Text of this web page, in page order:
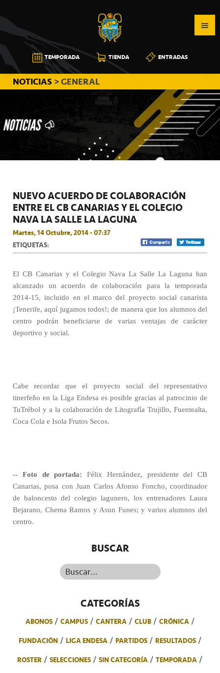
a
la
navegación
principal
al
contenido
principal
a
la
barra
lateral
principal
CB
CANARIAS
TEMPORADA TIENDA ENTRADAS
NOTICIAS > GENERAL
NUEVO ACUERDO DE COLABORACIÓN
ENTRE EL CB CANARIAS Y EL COLEGIO
NAVA LA SALLE LA LAGUNA
Martes, 14 Octubre, 2014 - 07:37
ETIQUETAS:
El CB Canarias y el Colegio Nava La Salle La Laguna han
alcanzado un acuerdo de colaboración para la temporada
2014-15, incluido en el marco del proyecto social canarista
¡Tenerife, aquí jugamos todos!; de manera que los alumnos del
centro podrán beneficiarse de varias ventajas de carácter
deportivo y social.
Cabe recordar que el proyecto social del representativo
tinerfeño en la Liga Endesa es posible gracias al patrocinio de
TuTrébol y a la colaboración de Litografía Trujillo, Fuentealta,
Coca Cola e Isola Frutos Secos.
-- Foto de portada: Félix Hernández, presidente del CB
Canarias, posa con Juan Carlos Afonso Foncho, coordinador
de baloncesto del colegio lagunero, los entrenadores Laura
Bejarano, Chema Ramos y Asun Funes; y varios alumnos del
centro.
BUSCAR
Buscar...
CATEGORÍAS
ABONOS CAMPUS CANTERA CLUB
CRÓNICA
FUNDACIÓN
LIGA ENDESA PARTIDOS
RESULTADOS
ROSTER
SELECCIONES SIN CATEGORÍA
TEMPORADA